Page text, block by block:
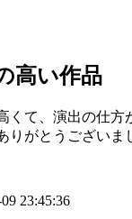
高い作品
くて、演出の仕方
りがとうございま
23:45:36